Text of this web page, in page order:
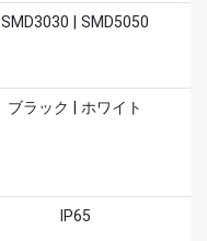
SMD3030 | SMD5050
ブラック | ホワイト
IP65